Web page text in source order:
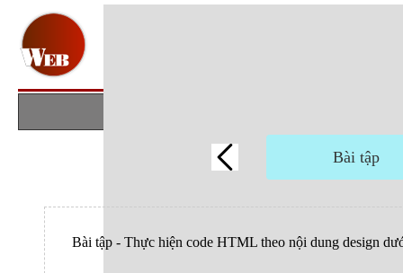
Bài tập
Bài tập - Thực hiện code HTML theo nội dung design